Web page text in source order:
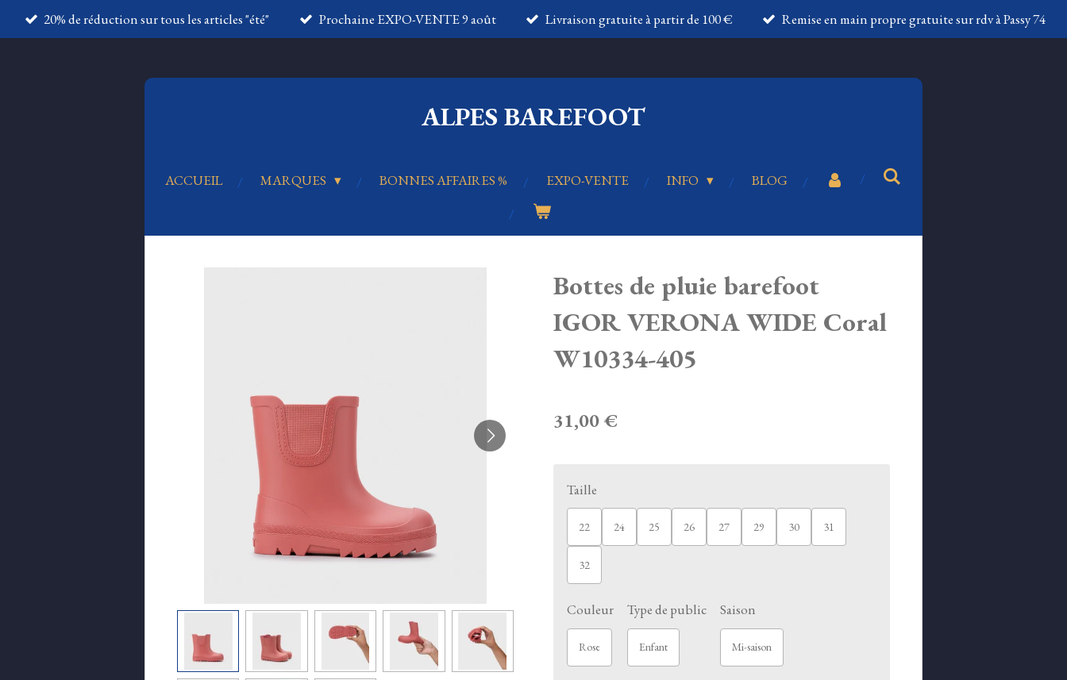
Passer
au
20% de réduction sur tous les articles "été" Prochaine EXPO-VENTE 9 août Livraison gratuite à partir de 100 € Remise en main propre gratuite sur rdv à Passy 74
ALPES BAREFOOT
ACCUEIL MARQUES BONNES AFFAIRES % EXPO-VENTE INFO BLOG
Bottes de pluie barefoot
IGOR VERONA WIDE Coral
W10334-405
31,00 €
Taille
22 24 25 26 27 29 30 31
32
Couleur
Rose
Type de public
Enfant
Saison
Mi-saison